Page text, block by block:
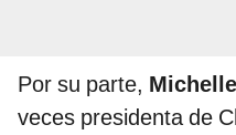
Por su parte,
veces presidenta de